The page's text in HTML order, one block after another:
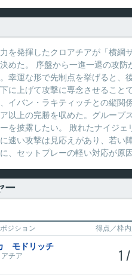
を発揮したクロアチアが「横綱
めた。 序盤から一進一退の攻
幸運な形で先制点を挙げると、
に上げて攻撃に専念させるこ
イバン・ラキティッチとの縦関
以上の完勝を収めた。グループ
を披露したい。 敗れたナイジ
速い攻撃は見応えがあり、若い
、セットプレーの軽い対応が原
ー
ジション 得点／枠
モドリッチ
チア
1